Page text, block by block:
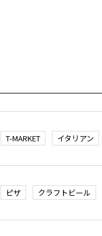
T-MARKET イタリアン
ピザ クラフトビール